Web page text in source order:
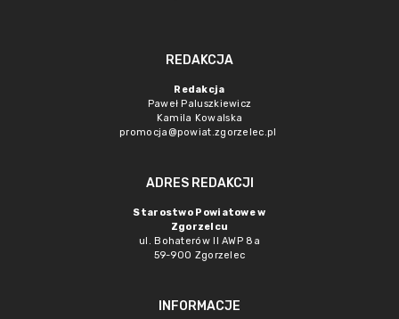
REDAKCJA
Redakcja
Paweł Paluszkiewicz
Kamila Kowalska
promocja@powiat.zgorzelec.pl
ADRES REDAKCJI
Starostwo Powiatowe w
Zgorzelcu
ul. Bohaterów II AWP 8a
59-900 Zgorzelec
INFORMACJE